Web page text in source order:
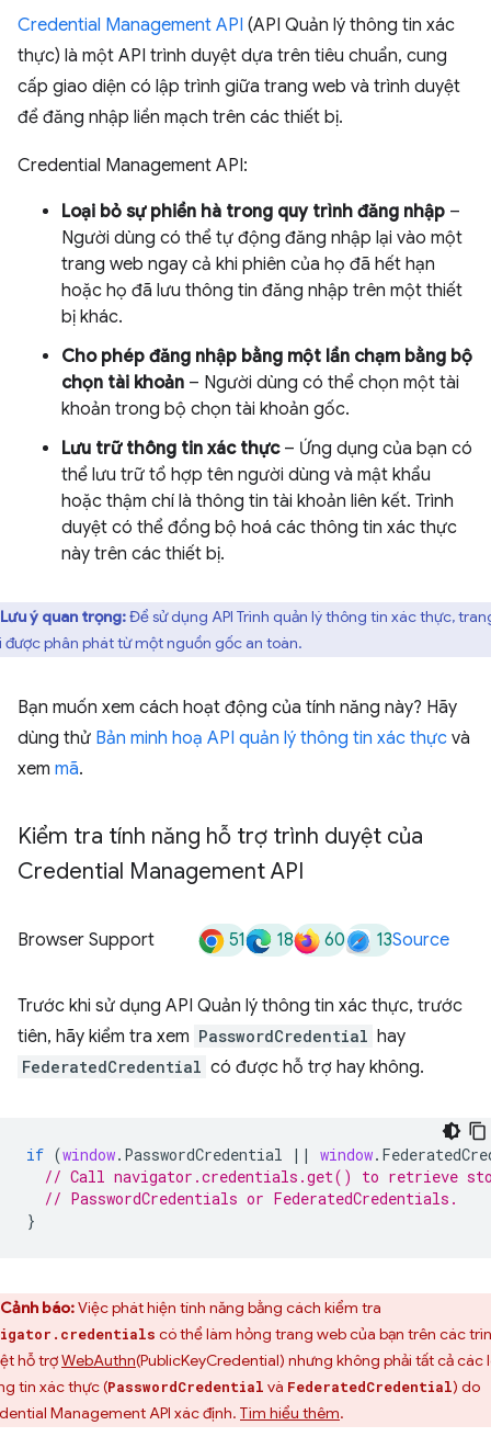
Credential Management API (API Quản lý thông tin xác
thực) là một API trình duyệt dựa trên tiêu chuẩn, cung
cấp giao diện có lập trình giữa trang web và trình duyệt
để đăng nhập liền mạch trên các thiết bị.
Credential Management API:
Loại bỏ sự phiền hà trong quy trình đăng nhập –
Người dùng có thể tự động đăng nhập lại vào một
trang web ngay cả khi phiên của họ đã hết hạn
hoặc họ đã lưu thông tin đăng nhập trên một thiết
bị khác.
Cho phép đăng nhập bằng một lần chạm bằng bộ
chọn tài khoản – Người dùng có thể chọn một tài
khoản trong bộ chọn tài khoản gốc.
Lưu trữ thông tin xác thực– Ứng dụng của bạn có
thể lưu trữ tổ hợp tên người dùng và mật khẩu
hoặc thậm chí là thông tin tài khoản liên kết. Trình
duyệt có thể đồng bộ hoá các thông tin xác thực
này trên các thiết bị.
Lưu ý quan trọng:Để sử dụng API Trình quản lý thông tin xác thực,
được phân phát từ một nguồn gốc an toàn.
Bạn muốn xem cách hoạt động của tính năng này? Hãy
dùng thử Bản minh hoạ API quản lý thông tin xác thực và
xem mã.
Kiểm tra tính năng hỗ trợ trình duyệt của
Credential Management API
Browser Support 51 18 60 13Source
Trước khi sử dụng API Quản lý thông tin xác thực, trước
tiên, hãy kiểm tra xem PasswordCredential hay
FederatedCredential có được hỗ trợ hay không.
if (window. PasswordCredential || window.
// Call navigator.credentials.get() to retrieve
// PasswordCredentials or FederatedCredentials.
}
Cảnh báo:Việc phát hiện tính năng bằng cách kiểm tra
có thể làm hỏng trang web của bạn trên các
hỗ trợWebAuthn(PublicKeyCredential) nhưng không phải tất cả các
tin xác thực (PasswordCredential và FederatedCredential) do
Management API xác định. Tìm hiểu thêm.